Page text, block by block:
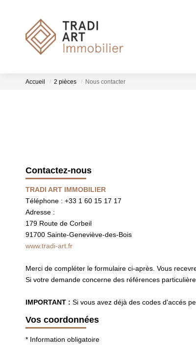
Accueil 2 pièces Nous contacter
Contactez-nous
TRADI ART IMMOBILIER
Téléphone : +33 1 60 15 17 17
Adresse :
179 Route de Corbeil
91700 Sainte-Geneviève-des-Bois
www.tradi-art.fr
Merci de compléter le formulaire ci-après. Vous
Si votre demande concerne des références
IMPORTANT : Si vous avez déjà des codes d'accés
Vos coordonnées
* Information obligatoire